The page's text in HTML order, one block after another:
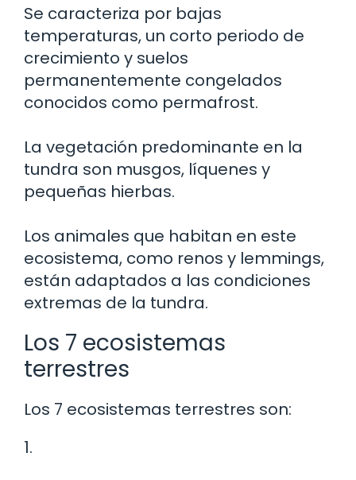
Se caracteriza por bajas
temperaturas, un corto periodo de
crecimiento y suelos
permanentemente congelados
conocidos como permafrost.
La vegetación predominante en la
tundra son musgos, líquenes y
pequeñas hierbas.
Los animales que habitan en este
ecosistema, como renos y lemmings,
están adaptados a las condiciones
extremas de la tundra.
Los 7 ecosistemas
terrestres
Los 7 ecosistemas terrestres son:
1.